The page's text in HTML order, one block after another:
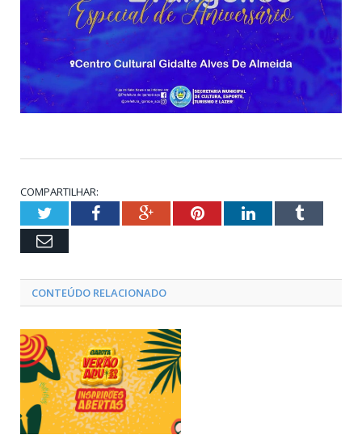
COMPARTILHAR:
TwitterFacebookGoogle+PinterestLinkedInTumblr
Email
CONTEÚDO RELACIONADO